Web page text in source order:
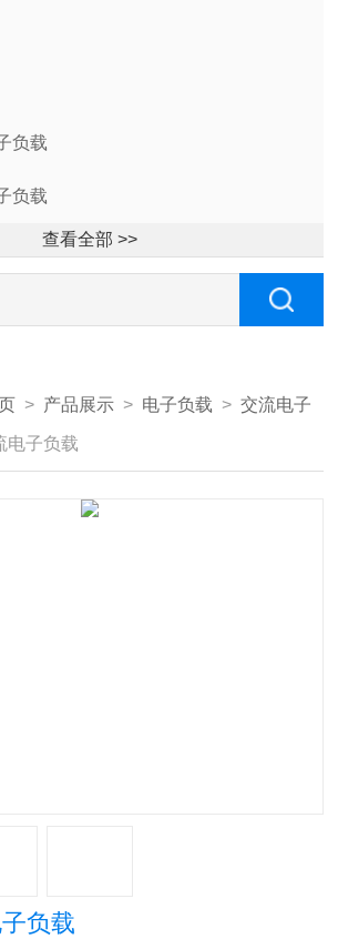
负载
负载
查看全部 >>
> 产品展示 > 电子负载 >交流电子
电子负载
负载